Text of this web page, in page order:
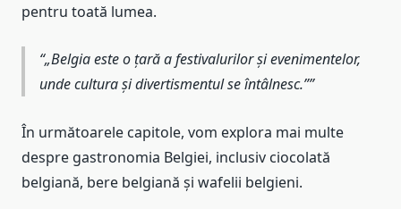
pentru toată lumea.
„Belgia este o țară a festivalurilor și evenimentelor,
unde cultura și divertismentul se întâlnesc.”
În următoarele capitole, vom explora mai multe
despre gastronomia Belgiei, inclusiv ciocolată
belgiană, bere belgiană și wafelii belgieni.